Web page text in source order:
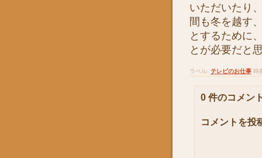
いただいたり
間も冬を越す
とするために
とが必要だと
ラベル: テレビのお仕事 時
0 件のコメン
コメントを投